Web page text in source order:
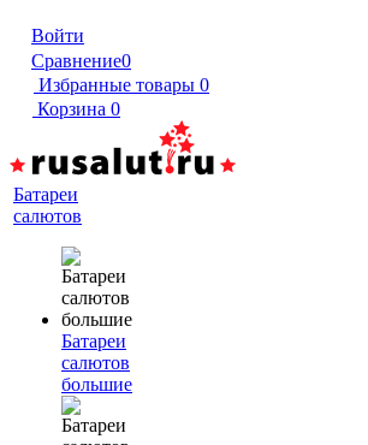
Войти
Сравнение0
Избранные товары 0
Корзина 0
Батареи
салютов
Батареи
салютов
большие